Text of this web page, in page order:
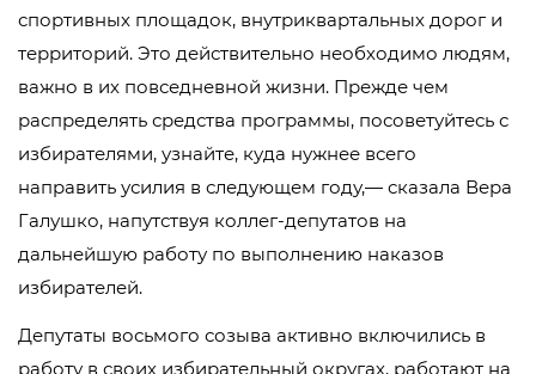
спортивных площадок, внутриквартальных дорог и
территорий. Это действительно необходимо людям,
важно в их повседневной жизни. Прежде чем
распределять средства программы, посоветуйтесь с
избирателями, узнайте, куда нужнее всего
направить усилия в следующем году,— сказала Вера
Галушко, напутствуя коллег-депутатов на
дальнейшую работу по выполнению наказов
избирателей.
Депутаты восьмого созыва активно включились в
работу в своих избирательный округах, работают на